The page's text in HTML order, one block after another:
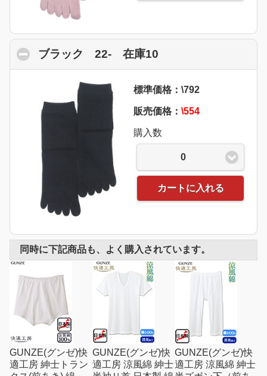
ブラック 22- 在庫10
標準価格：\792
販売価格： \554
購入数
0
カートに入れる
同時に下記商品も、よく購入されています。
GUNZE(グンゼ)快
適工房 紳士トラン
GUNZE(グンゼ)快
適工房 涼風綿 紳士
GUNZE(グンゼ)快
適工房 涼風綿 紳士